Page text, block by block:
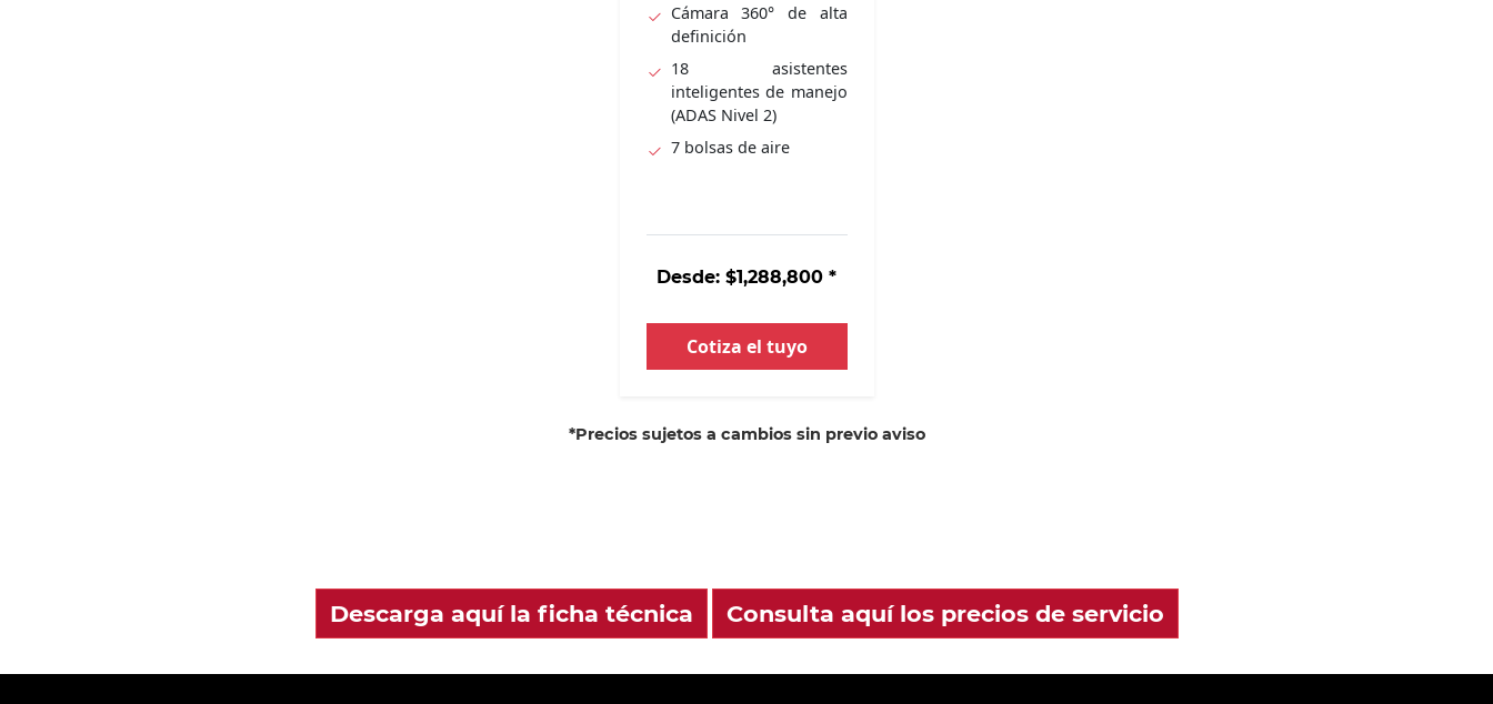
Cámara 360° de alta
definición
18 asistentes
inteligentes de manejo
(ADAS Nivel 2)
7 bolsas de aire
Desde: $1,288,800 *
Cotiza el tuyo
*Precios sujetos a cambios sin previo aviso
Descarga aquí la ficha técnica Consulta aquí los precios de servicio